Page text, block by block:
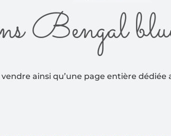
Bengal
ainsi qu’une page entière